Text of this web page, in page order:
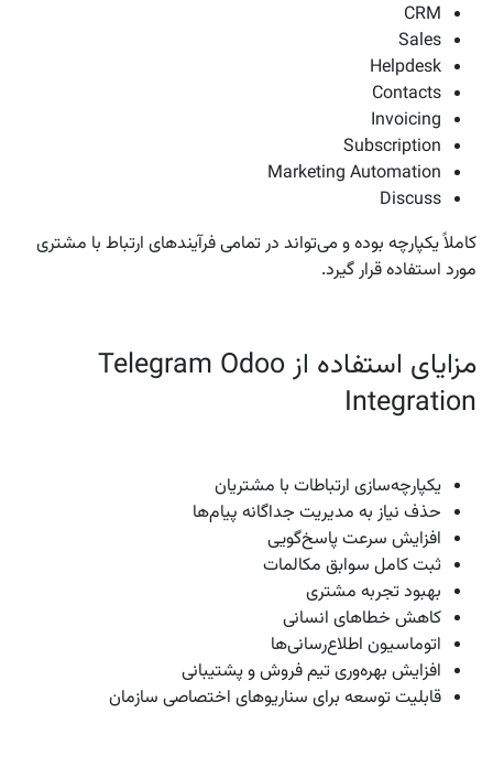
CRM
Sales
Helpdesk
Contacts
Invoicing
Subscription
Marketing Automation
Discuss
کاملاً یکپارچه بوده و می‌تواند در تمامی فرآیندهای ارتباط با مشتری
مورد استفاده قرار گیرد.
مزایای استفاده از Telegram Odoo
Integration
یکپارچه‌سازی ارتباطات با مشتریان
حذف نیاز به مدیریت جداگانه پیام‌ها
افزایش سرعت پاسخ‌گویی
ثبت کامل سوابق مکالمات
بهبود تجربه مشتری
کاهش خطاهای انسانی
اتوماسیون اطلاع‌رسانی‌ها
افزایش بهره‌وری تیم فروش و پشتیبانی
قابلیت توسعه برای سناریوهای اختصاصی سازمان